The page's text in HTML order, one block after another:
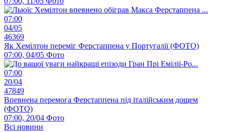
07:00
04/05
46369
Як Хемілтон переміг Ферстаппена у Португалії (ФОТО)
07:00, 04/05 Фото
07:00
20/04
47849
Впевнена перемога Ферстаппена під італійським дощем
(ФОТО)
07:00, 20/04 Фото
Всі новини